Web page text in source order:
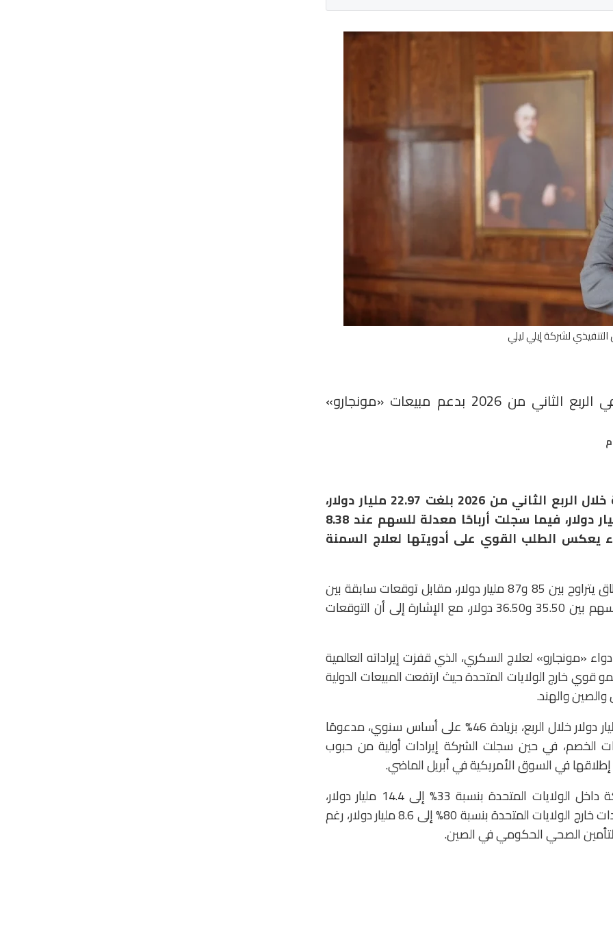
لشركة إيلي ليلي
«إيلي ليلي» تحقق 22.97 مليار دولار إيرادات في الربع الثاني من 2026 بدعم مبيعات «مونجارو»
إيرادات قوية خلال الربع الثاني من 2026 بلغت 22.97 مليار دولار،
متجاوزة توقعات وول ستريت البالغة 20.73 مليار دولار، فيما سجلت أرباحًا معدلة للسهم عند 8.38
بلغت 6.01 دولار، في أداء يعكس الطلب القوي على أدويتها لعلاج السمنة
ورفعت الشركة توقعاتها لإيرادات العام بالكامل إلى نطاق يتراوح بين 85 و87 مليار دولار، مقابل توقعات سابقة بين
82 و85 مليار دولار، كما توقعت أرباحًا سنوية معدلة للسهم بين 35.50 و36.50 دولار، مع الإشارة إلى أن التوقعات
«مونجارو» لعلاج السكري، الذي قفزت إيراداته العالمية
مع نمو قوي خارج الولايات المتحدة حيث ارتفعت المبيعات الدولية
كما حقق دواء السمنة «زيباوند» إيرادات بلغت 4.93 مليار دولار خلال الربع، بزيادة 46% على أساس سنوي، مدعومًا
الخصم، في حين سجلت الشركة إيرادات أولية من حبوب
وعلى مستوى الأداء الجغرافي، ارتفعت إيرادات الشركة داخل الولايات المتحدة بنسبة 33% إلى 14.4 مليار دولار،
مدفوعة بزيادة حجم الوصفات الطبية، بينما قفزت الإيرادات خارج الولايات المتحدة بنسبة 80% إلى 8.6 مليار دولار، رغم
الصحي الحكومي في الصين.